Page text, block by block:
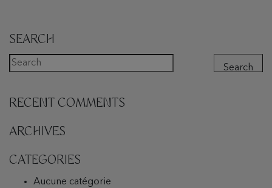
SEARCH
Search
RECENT COMMENTS
ARCHIVES
CATEGORIES
Aucune catégorie